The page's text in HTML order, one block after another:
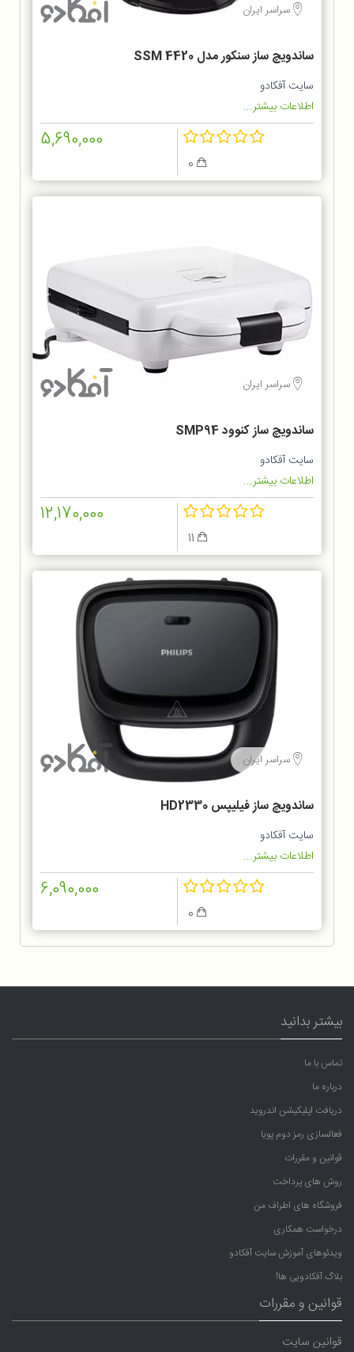
سراسر ایران
ساندویچ ساز سنکور مدل SSM 4420
سایت آفکادو
اطلاعات بیشتر...
5,690,000
سراسر ایران
ساندویچ ساز کنوود SMP94
سایت آفکادو
اطلاعات بیشتر...
12,170,000
سراسر ایران
ساندویچ ساز فیلیپس HD2330
سایت آفکادو
اطلاعات بیشتر...
6,090,000
بیشتر بدانید
تماس با ما
درباره ما
دریافت اپلیکیشن اندروید
فعالسازی رمز دوم پویا
قوانین و مقررات
روش های پرداخت
فروشگاه های اطراف من
درخواست همکاری
ویدئوهای آموزش سایت آفکادو
بلاگ آفکادویی ها!
قوانین و مقررات
قوانین سایت